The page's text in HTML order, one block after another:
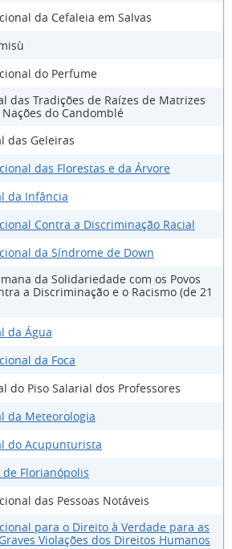
da Cefaleia em Salvas
do Perfume
das Tradições de Raízes de Matrizes
do Candomblé
das Geleiras
das Florestas e da Árvore
da Infância
Contra a Discriminação Racial
da Síndrome de Down
da Solidariedade com os Povos
a Discriminação e o Racismo (de 21
da Água
da Foca
do Piso Salarial dos Professores
da Meteorologia
do Acupunturista
Florianópolis
das Pessoas Notáveis
para o Direito à Verdade para as
Violações dos Direitos Humanos